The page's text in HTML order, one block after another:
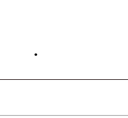
.